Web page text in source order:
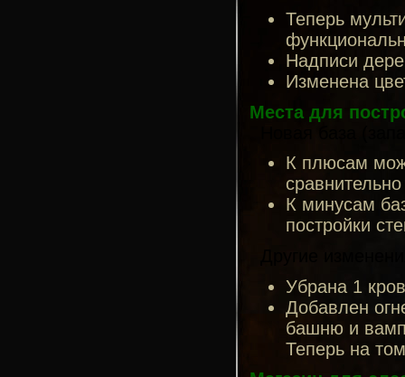
Теперь
Надписи
Изменена
Места для
К плюсам
К минусам
постройки
Убрана 1
Добавлен
башню и
Теперь на